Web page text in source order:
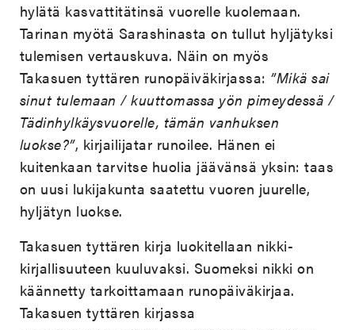
hylätä kasvattitätinsä vuorelle kuolemaan.
Tarinan myötä Sarashinasta on tullut hyljätyksi
tulemisen vertauskuva. Näin on myös
Takasuen tyttären runopäiväkirjassa: ”Mikä sai
sinut tulemaan / kuuttomassa yön pimeydessä /
Tädinhylkäysvuorelle, tämän vanhuksen
luokse?”, kirjailijatar runoilee. Hänen ei
kuitenkaan tarvitse huolia jäävänsä yksin: taas
on uusi lukijakunta saatettu vuoren juurelle,
hyljätyn luokse.
Takasuen tyttären kirja luokitellaan nikki-
kirjallisuuteen kuuluvaksi. Suomeksi nikki on
käännetty tarkoittamaan runopäiväkirjaa.
Takasuen tyttären kirjassa